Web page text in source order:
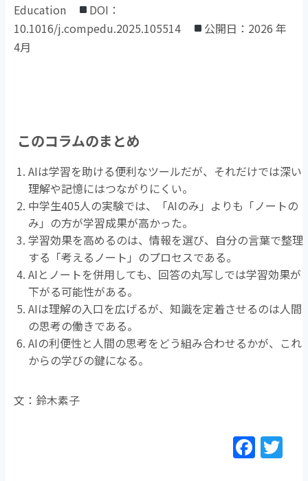
Education
DOI：
10.1016/j.compedu.2025.105514
公開日：2026 年
4月
このコラムのまとめ
AIは学習を助ける便利なツールだが、それだけでは深い
理解や記憶にはつながりにくい。
中学生405人の実験では、「AIのみ」よりも「ノートの
み」の方が学習成果が高かった。
学習効果を高めるのは、情報を選び、自分の言葉で整理
する「考えるノート」のプロセスである。
AIとノートを併用しても、回答の丸写しでは学習効果が
下がる可能性がある。
AIは理解の入口を広げるが、知識を定着させるのは人間
の思考の働きである。
AIの利便性と人間の思考をどう組み合わせるかが、これ
からの学びの鍵になる。
文：鈴木素子
F
a